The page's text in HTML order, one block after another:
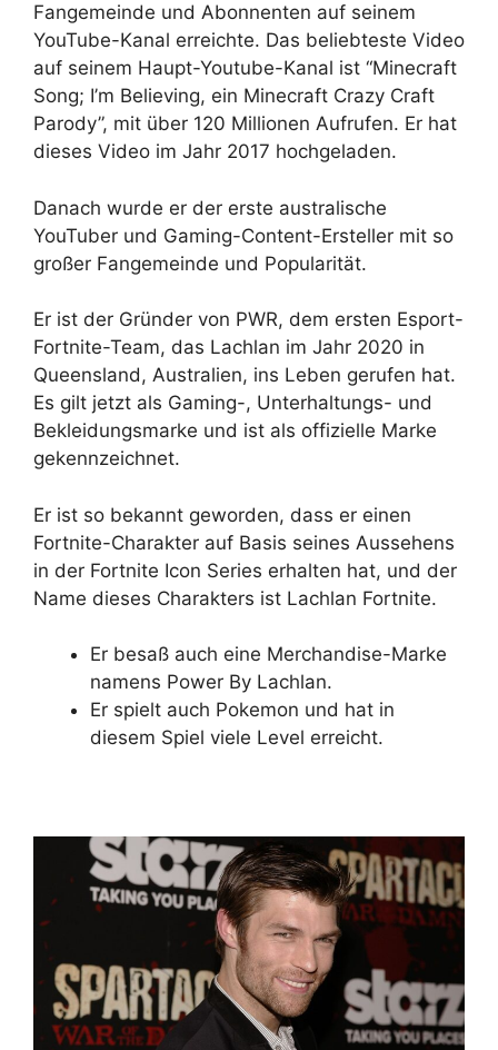
Fangemeinde und Abonnenten auf seinem
YouTube-Kanal erreichte. Das beliebteste Video
auf seinem Haupt-Youtube-Kanal ist “Minecraft
Song; I’m Believing, ein Minecraft Crazy Craft
Parody”, mit über 120 Millionen Aufrufen. Er hat
dieses Video im Jahr 2017 hochgeladen.
Danach wurde er der erste australische
YouTuber und Gaming-Content-Ersteller mit so
großer Fangemeinde und Popularität.
Er ist der Gründer von PWR, dem ersten Esport-
Fortnite-Team, das Lachlan im Jahr 2020 in
Queensland, Australien, ins Leben gerufen hat.
Es gilt jetzt als Gaming-, Unterhaltungs- und
Bekleidungsmarke und ist als offizielle Marke
gekennzeichnet.
Er ist so bekannt geworden, dass er einen
Fortnite-Charakter auf Basis seines Aussehens
in der Fortnite Icon Series erhalten hat, und der
Name dieses Charakters ist Lachlan Fortnite.
Er besaß auch eine Merchandise-Marke
namens Power By Lachlan.
Er spielt auch Pokemon und hat in
diesem Spiel viele Level erreicht.